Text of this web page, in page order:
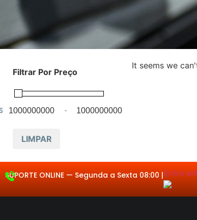
Filtrar Por Preço
Minimum Price
-Maximum Price
LIMPAR
It seems we
SUPORTE ONLINE — Segunda a Se|Entre em